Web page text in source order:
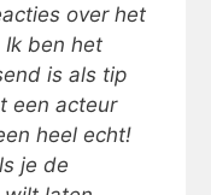
over het
Ik ben het
is als tip
een acteur
heel echt!
je de